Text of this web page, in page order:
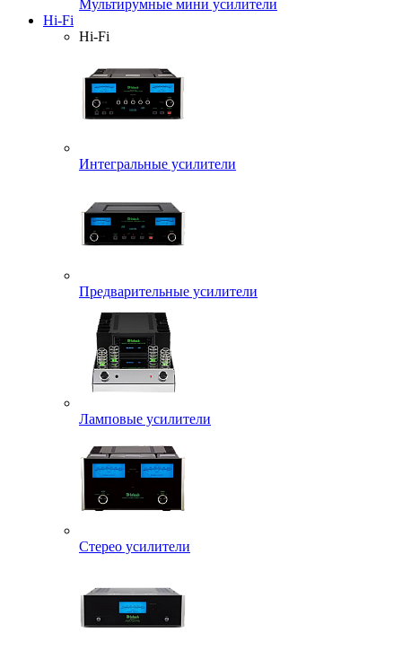
Мультирумные мини усилители
Hi-Fi
Hi-Fi
Интегральные усилители
Предварительные усилители
Ламповые усилители
Стерео усилители